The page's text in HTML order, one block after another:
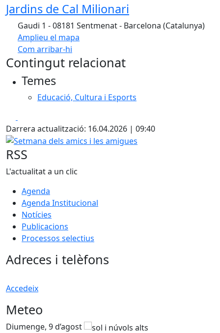
Jardins de Cal Milionari
Gaudi 1 - 08181 Sentmenat - Barcelona (Catalunya)
Amplieu el mapa
Com arribar-hi
+
Contingut relacionat
Temes
Educació, Cultura i Esports
Darrera actualització: 16.04.2026 | 09:40
Setmana dels amics i les amigues
RSS
L'actualitat a un clic
Agenda
Agenda Institucional
Notícies
Publicacions
Processos selectius
Adreces i telèfons
Accedeix
Meteo
Diumenge, 9 d’agost